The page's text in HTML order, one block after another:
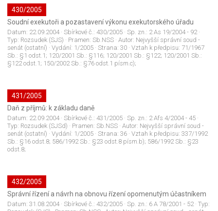
430/2005
Soudní exekutoři a pozastavení výkonu exekutorského úřadu
Datum: 22.09.2004· Sbírkové č.: 430/2005 · Sp. zn.: 2 As 19/2004 - 92·
Typ: Rozsudek (SJS) · Pramen: Sb.NSS · Autor: Nejvyšší správní soud -
senát (ostatní) · Vydání: 1/2005 · Strana: 30 · Vztah k předpisu: 71/1967
Sb.: §1 odst.1; 120/2001 Sb.: §116; 120/2001 Sb.: §122; 120/2001 Sb.:
§122 odst.1; 150/2002 Sb.: §76 odst.1 písm.c);
431/2005
Daň z příjmů: k základu daně
Datum: 22.09.2004· Sbírkové č.: 431/2005 · Sp. zn.: 2 Afs 4/2004 - 45 ·
Typ: Rozsudek (SJSd) · Pramen: Sb.NSS · Autor: Nejvyšší správní soud -
senát (ostatní) · Vydání: 1/2005 · Strana: 36 · Vztah k předpisu: 337/1992
Sb.: §16 odst.8; 586/1992 Sb.: §23 odst.8 písm.b); 586/1992 Sb.: §23
odst.8;
432/2005
Správní řízení a návrh na obnovu řízení opomenutým účastníkem
Datum: 31.08.2004· Sbírkové č.: 432/2005 · Sp. zn.: 6 A 78/2001 - 52· Typ: